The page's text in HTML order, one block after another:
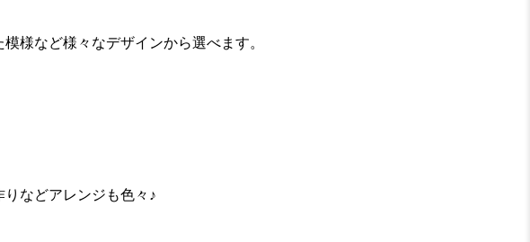
様など様々なデザインから選べます。
などアレンジも色々♪